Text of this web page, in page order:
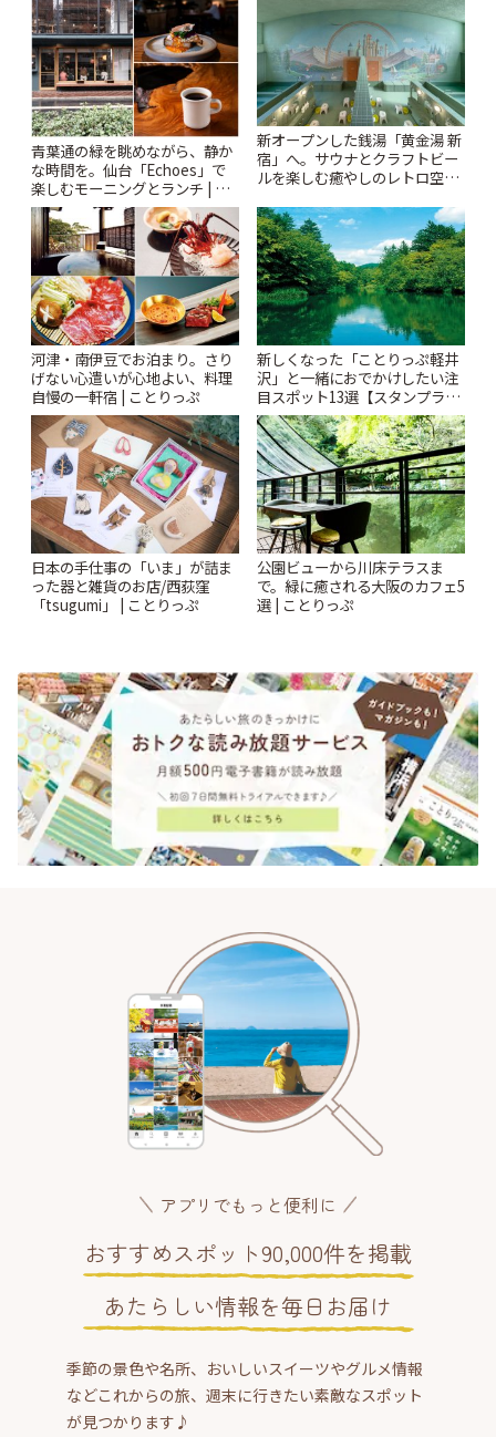
青葉通の緑を眺めながら、静か
な時間を。仙台「Echoes」で
楽しむモーニングとランチ | こ
とりっぷ
新オープンした銭湯「黄金湯 新
宿」へ。サウナとクラフトビー
ルを楽しむ癒やしのレトロ空間
河津・南伊豆でお泊まり。さり
げない心遣いが心地よい、料理
自慢の一軒宿 | ことりっぷ
新しくなった「ことりっぷ軽井
沢」と一緒におでかけしたい注
目スポット13選【スタンプラリ
ー開催中】 | ことりっぷ
日本の手仕事の「いま」が詰ま
った器と雑貨のお店/西荻窪
「tsugumi」 | ことりっぷ
公園ビューから川床テラスま
で。緑に癒される大阪のカフェ5
選 | ことりっぷ
アプリでもっと便利に
おすすめスポット90,000件を掲載
あたらしい情報を毎日お届け
季節の景色や名所、おいしいスイーツやグルメ情報
などこれからの旅、週末に行きたい素敵なスポット
が見つかります♪